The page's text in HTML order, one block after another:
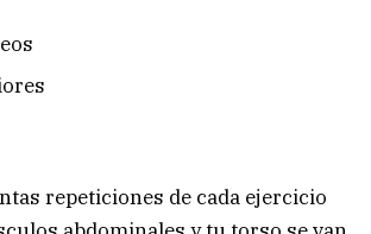
repeticiones de cada ejercicio